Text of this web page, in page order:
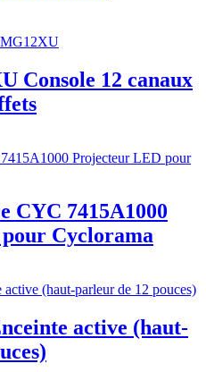
Console 12 canaux
CYC 7415A1000
Cyclorama
active (haut-